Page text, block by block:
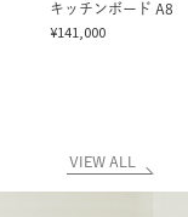
キッチンボード A80
¥141,000
VIEW ALL